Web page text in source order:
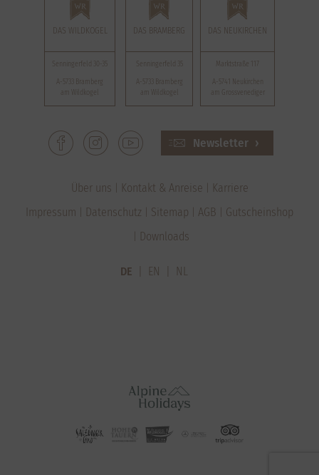
DAS WILDKOGEL
Senningerfeld 30-35
A-5733 Bramberg
am Wildkogel
DAS BRAMBERG
Senningerfeld 35
A-5733 Bramberg
am Wildkogel
DAS NEUKIRCHEN
Marktstraße 117
A-5741 Neukirchen
am Grossvenediger
Newsletter
Über uns Kontakt & Anreise
Karriere
Impressum
Datenschutz Sitemap AGB
Gutscheinshop
Downloads
DE EN NL